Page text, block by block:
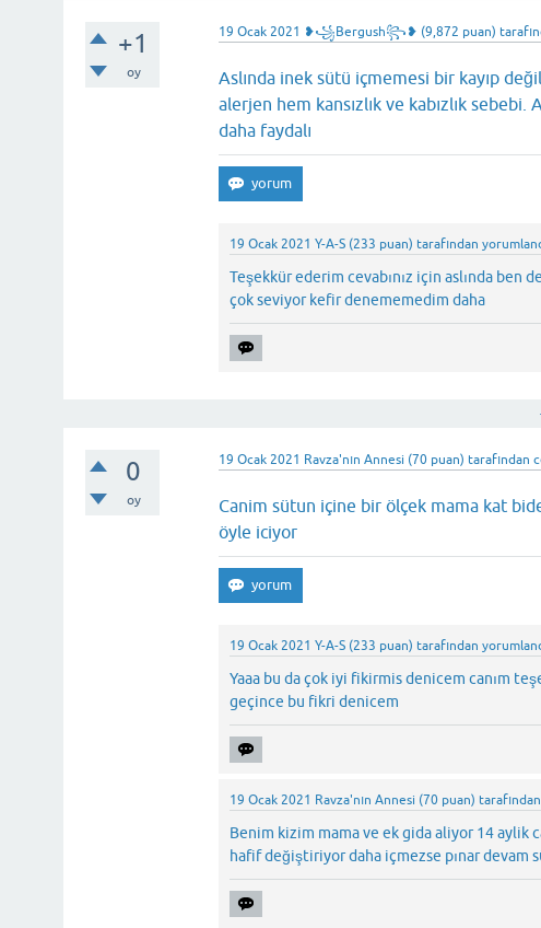
+1
oy
19 Ocak 2021 ❥꧁Bergush꧂❥ (9,872 puan)
Aslında inek sütü içmemesi bir kayıp
alerjen hem kansızlık ve kabızlık
daha faydalı
19 Ocak 2021 Y-A-S (233 puan) tarafından
Teşekkür ederim cevabınız için aslında ben
çok seviyor kefir denememedim daha
0
oy
19 Ocak 2021 Ravza'nın Annesi (70 puan) tarafından
Canim sütun içine bir ölçek mama kat
öyle iciyor
19 Ocak 2021 Y-A-S (233 puan) tarafından
Yaaa bu da çok iyi fikirmis denicem canım
geçince bu fikri denicem
19 Ocak 2021 Ravza'nın Annesi (70 puan) tarafından
Benim kizim mama ve ek gida aliyor 14 aylik
hafif değiştiriyor daha içmezse pınar devam